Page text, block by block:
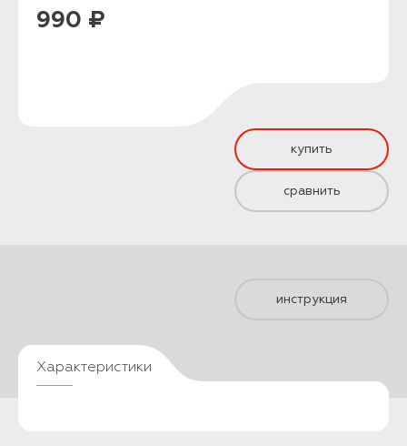
990 ₽
купить
сравнить
инструкция
Характеристики